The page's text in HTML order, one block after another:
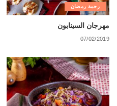
رحمة رمضان
مهرجان السينابون
07/02/2019